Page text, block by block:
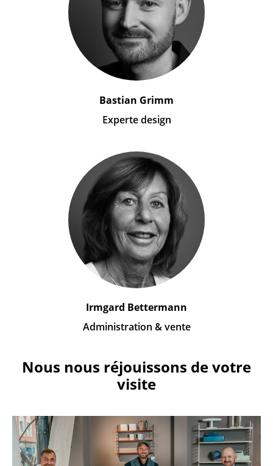
Bastian Grimm
Experte design
Irmgard Bettermann
Administration & vente
Nous nous réjouissons de votre
visite